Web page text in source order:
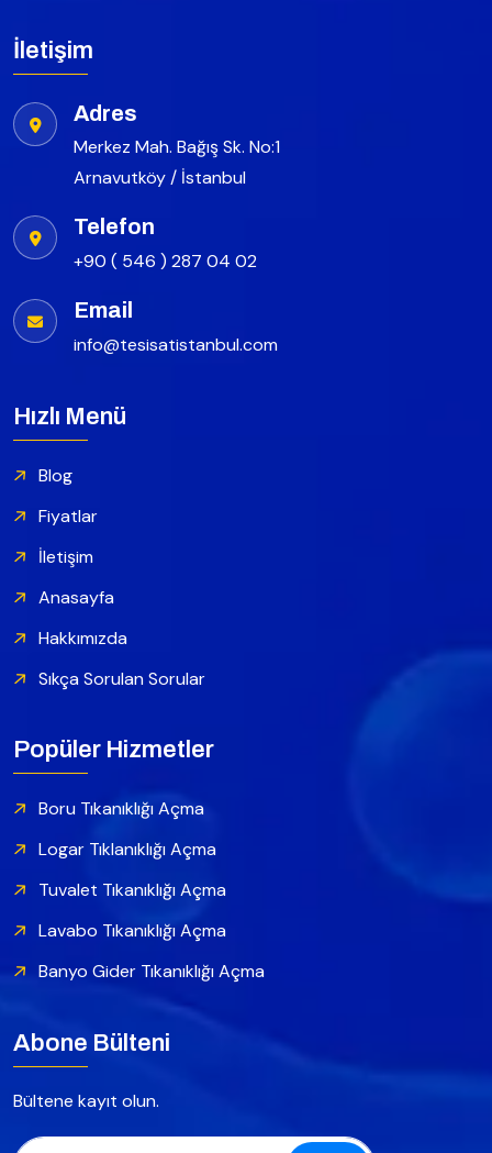
İletişim
Adres
Merkez Mah. Bağış Sk. No:1
Arnavutköy / İstanbul
Telefon
+90 ( 546 ) 287 04 02
Email
info@tesisatistanbul.com
Hızlı Menü
Blog
Fiyatlar
İletişim
Anasayfa
Hakkımızda
Sıkça Sorulan Sorular
Popüler Hizmetler
Boru Tıkanıklığı Açma
Logar Tıklanıklığı Açma
Tuvalet Tıkanıklığı Açma
Lavabo Tıkanıklığı Açma
Banyo Gider Tıkanıklığı Açma
Abone Bülteni
Bültene kayıt olun.